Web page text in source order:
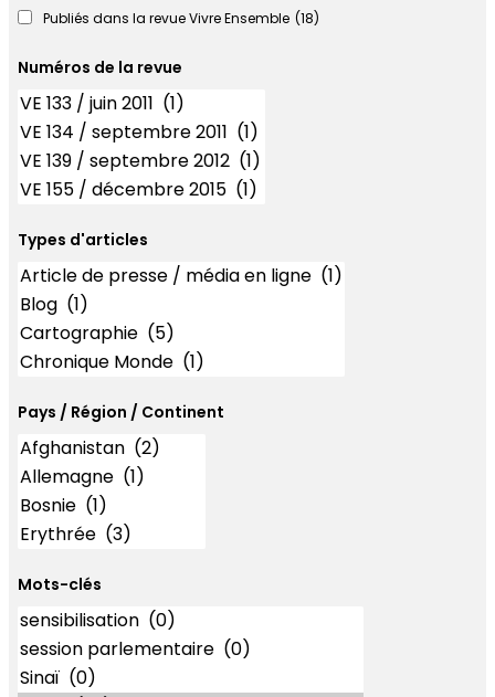
Publiés dans la revue Vivre Ensemble (18)
Numéros de la revue
Numéros
Types d'articles
Types d'articles
Pays / Région / Continent
Mots-clés
Mots-clés